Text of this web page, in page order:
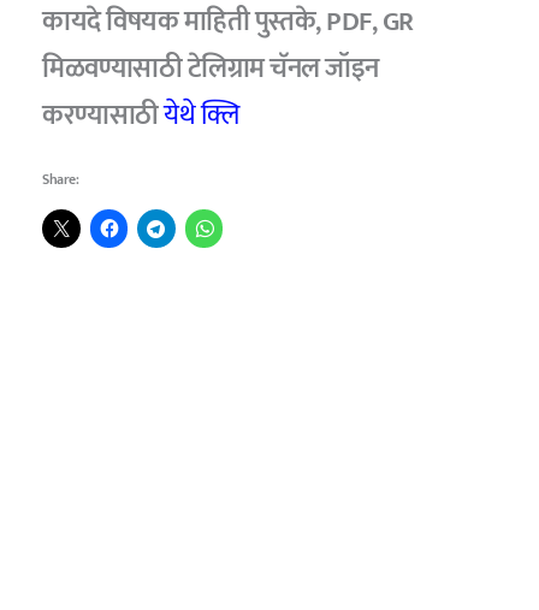
कायदे विषयक माहिती पुस्तके, PDF, GR
मिळवण्यासाठी टेलिग्राम चॅनल जॉइन
करण्यासाठीयेथे क्लि
Share: